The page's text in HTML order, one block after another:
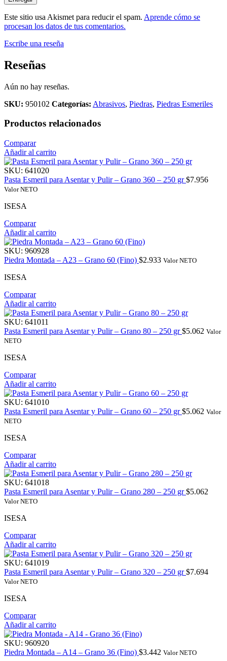
Este sitio usa Akismet para reducir el spam. Aprende cómo se
procesan los datos de tus comentarios.
Escribe una reseña
Reseñas
Aún no hay reseñas.
SKU: 950102 Categorías: Abrasivos, Piedras, Piedras Esmeriles
Productos relacionados
Comparar
Añadir al carrito
SKU: 641020
Pasta Esmeril para Asentar y Pulir – Grano 360 – 250 gr$7.956
Valor NETO
ISESA
Comparar
Añadir al carrito
SKU: 960928
Piedra Montada – A23 – Grano 60 (Fino) $2.933 Valor NETO
ISESA
Comparar
Añadir al carrito
SKU: 641011
Pasta Esmeril para Asentar y Pulir – Grano 80 – 250 gr$5.062 Valor
NETO
ISESA
Comparar
Añadir al carrito
SKU: 641010
Pasta Esmeril para Asentar y Pulir – Grano 60 – 250 gr$5.062 Valor
NETO
ISESA
Comparar
Añadir al carrito
SKU: 641018
Pasta Esmeril para Asentar y Pulir – Grano 280 – 250 gr$5.062
Valor NETO
ISESA
Comparar
Añadir al carrito
SKU: 641019
Pasta Esmeril para Asentar y Pulir – Grano 320 – 250 gr$7.694
Valor NETO
ISESA
Comparar
Añadir al carrito
SKU: 960920
Piedra Montada – A14 – Grano 36 (Fino) $3.442 Valor NETO